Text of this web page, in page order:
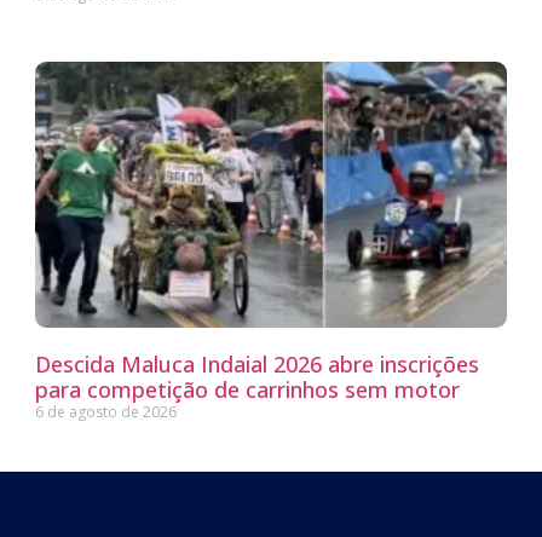
Descida Maluca Indaial 2026 abre inscrições
para competição de carrinhos sem motor
6 de agosto de 2026